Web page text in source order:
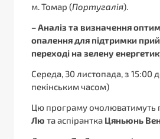
м. Томар (Португалія).
–Аналіз та визначення
опалення для підтримки
переході на зелену
Середа, 30 листопада, з 15:00
пекінським часом)
Цю програму очолюватимуть
Лю та аспірантка Цяньюнь